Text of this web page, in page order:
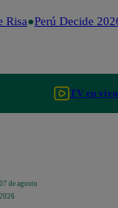
Perú Decide 2026
TV en vivo
07 de agosto
2026